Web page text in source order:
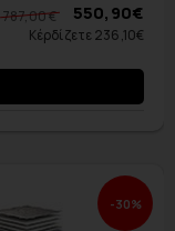
787,00 € 550,90€
Κέρδίζετε 236,10€
-30%